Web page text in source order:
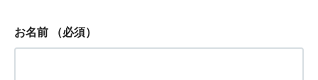
お名前 （必須）